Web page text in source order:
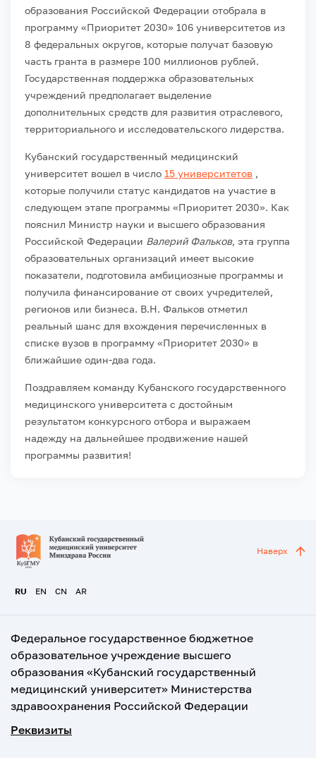
образования Российской Федерации отобрала в
программу «Приоритет 2030» 106 университетов из
8 федеральных округов, которые получат базовую
часть гранта в размере 100 миллионов рублей.
Государственная поддержка образовательных
учреждений предполагает выделение
дополнительных средств для развития отраслевого,
территориального и исследовательского лидерства.
Кубанский государственный медицинский
университет вошел в число 15 университетов ,
которые получили статус кандидатов на участие в
следующем этапе программы «Приоритет 2030». Как
пояснил Министр науки и высшего образования
Российской Федерации Валерий Фальков, эта группа
образовательных организаций имеет высокие
показатели, подготовила амбициозные программы и
получила финансирование от своих учредителей,
регионов или бизнеса. В.Н. Фальков отметил
реальный шанс для вхождения перечисленных в
списке вузов в программу «Приоритет 2030» в
ближайшие один-два года.
Поздравляем команду Кубанского государственного
медицинского университета с достойным
результатом конкурсного отбора и выражаем
надежду на дальнейшее продвижение нашей
программы развития!
RU EN CN AR
Наверх
Федеральное государственное бюджетное
образовательное учреждение высшего
образования «Кубанский государственный
медицинский университет» Министерства
здравоохранения Российской Федерации
Реквизиты